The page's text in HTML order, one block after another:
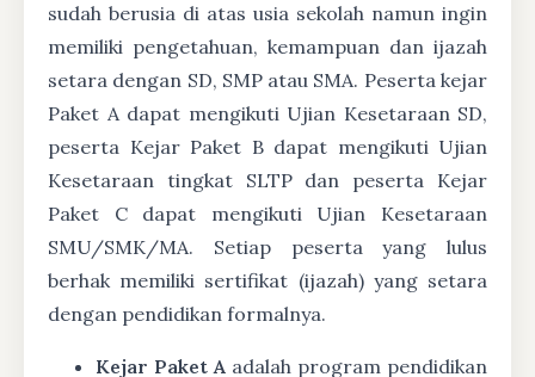
sudah berusia di atas usia sekolah namun ingin
memiliki pengetahuan, kemampuan dan ijazah
setara dengan SD, SMP atau SMA. Peserta kejar
Paket A dapat mengikuti Ujian Kesetaraan SD,
peserta Kejar Paket B dapat mengikuti Ujian
Kesetaraan tingkat SLTP dan peserta Kejar
Paket C dapat mengikuti Ujian Kesetaraan
SMU/SMK/MA. Setiap peserta yang lulus
berhak memiliki sertifikat (ijazah) yang setara
dengan pendidikan formalnya.
Kejar Paket A adalah program pendidikan